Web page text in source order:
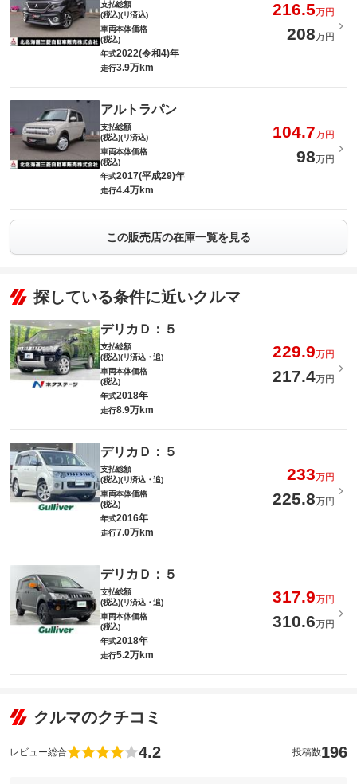
支払総額
(税込)(リ済込)
216.5万円
車両本体価格
(税込)
208万円
年式2022(令和4)年
走行3.9万km
アルトラパン
支払総額
(税込)(リ済込)
104.7万円
車両本体価格
(税込)
98万円
年式2017(平成29)年
走行4.4万km
この販売店の在庫一覧を見る
探している条件に近いクルマ
デリカＤ：５
支払総額
(税込)(リ済込・追)
229.9万円
車両本体価格
(税込)
217.4万円
年式2018年
走行8.9万km
デリカＤ：５
支払総額
(税込)(リ済込・追)
233万円
車両本体価格
(税込)
225.8万円
年式2016年
走行7.0万km
デリカＤ：５
支払総額
(税込)(リ済込・追)
317.9万円
車両本体価格
(税込)
310.6万円
年式2018年
走行5.2万km
クルマのクチコミ
レビュー総合 4.2 投稿数196